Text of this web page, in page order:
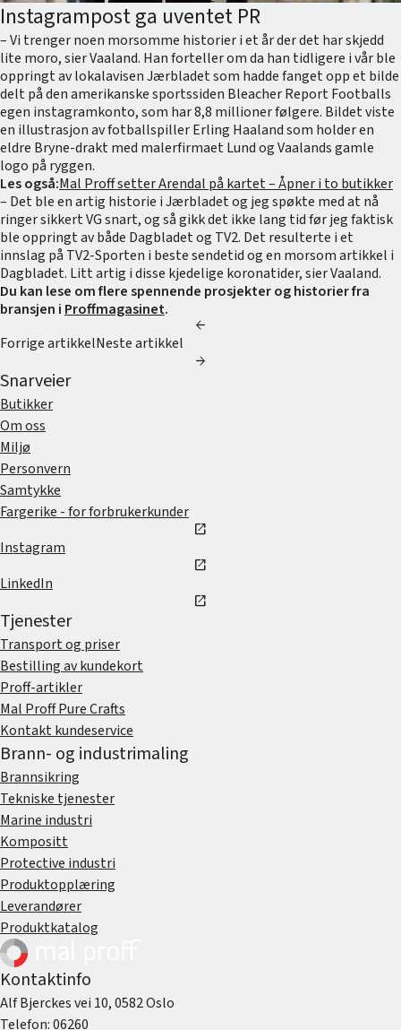
Instagrampost ga uventet PR
– Vi trenger noen morsomme historier i et år der det har skjedd
lite moro, sier Vaaland. Han forteller om da han tidligere i vår ble
oppringt av lokalavisen Jærbladet som hadde fanget opp et bilde
delt på den amerikanske sportssiden Bleacher Report Footballs
egen instagramkonto, som har 8,8 millioner følgere. Bildet viste
en illustrasjon av fotballspiller Erling Haaland som holder en
eldre Bryne-drakt med malerfirmaet Lund og Vaalands gamle
logo på ryggen.
Les også:Mal Proff setter Arendal på kartet – Åpner i to butikker
– Det ble en artig historie i Jærbladet og jeg spøkte med at nå
ringer sikkert VG snart, og så gikk det ikke lang tid før jeg faktisk
ble oppringt av både Dagbladet og TV2. Det resulterte i et
innslag på TV2-Sporten i beste sendetid og en morsom artikkel i
Dagbladet. Litt artig i disse kjedelige koronatider, sier Vaaland.
Du kan lese om flere spennende prosjekter og historier fra
bransjen i Proffmagasinet.
arrow_back
Forrige artikkelNeste artikkel
arrow_forward
Snarveier
Butikker
Om oss
Miljø
Personvern
Samtykke
Fargerike - for forbrukerkunder
open_in_new
Instagram
open_in_new
LinkedIn
open_in_new
Tjenester
Transport og priser
Bestilling av kundekort
Proff-artikler
Mal Proff Pure Crafts
Kontakt kundeservice
Brann- og industrimaling
Brannsikring
Tekniske tjenester
Marine industri
Kompositt
Protective industri
Produktopplæring
Leverandører
Produktkatalog
Kontaktinfo
Alf Bjerckes vei 10, 0582 Oslo
Telefon:06260